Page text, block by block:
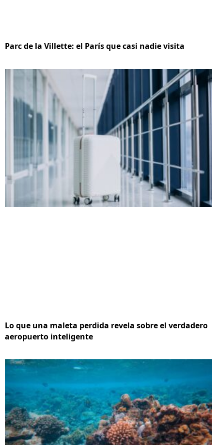
Parc de la Villette: el París que casi nadie visita
Lo que una maleta perdida revela sobre el verdadero
aeropuerto inteligente